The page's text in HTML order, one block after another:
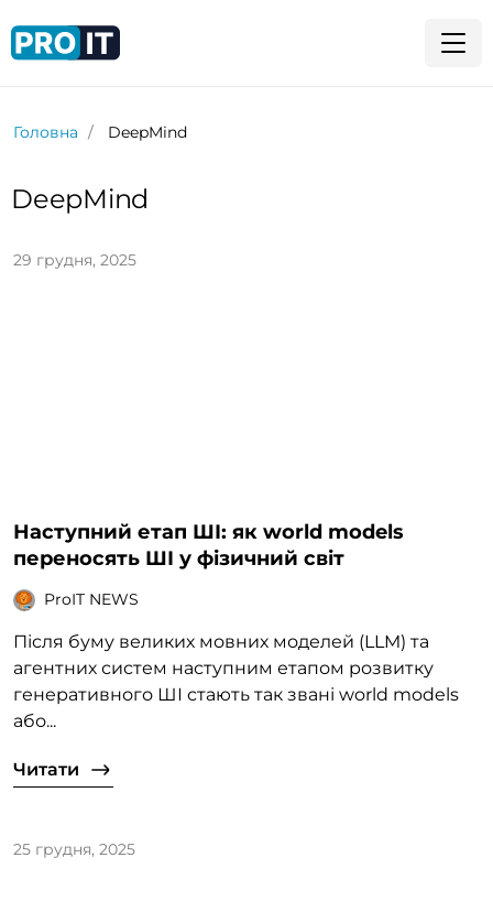
Головна DeepMind
DeepMind
29 грудня, 2025
Наступний етап ШІ: як world models
переносять ШІ у фізичний світ
ProIT NEWS
Після буму великих мовних моделей (LLM) та
агентних систем наступним етапом розвитку
генеративного ШІ стають так звані world models
або...
Читати
25 грудня, 2025